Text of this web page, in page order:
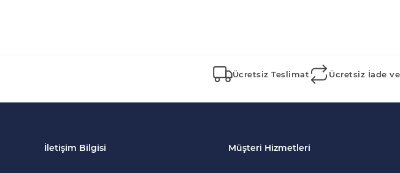
Ücretsiz Teslimat Ücretsiz İade
İletişim Bilgisi Müşteri Hizmetleri